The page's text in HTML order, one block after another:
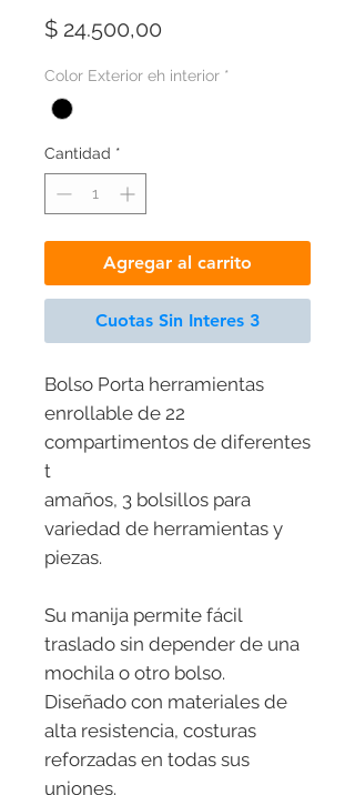
$ 24.500,00
Color Exterior eh interior *
Cantidad *
Agregar al carrito
Cuotas Sin Interes 3
Bolso Porta herramientas
enrollable de 22
compartimentos de diferentes
t
amaños, 3 bolsillos para
variedad de herramientas y
piezas.
Su manija permite fácil
traslado sin depender de una
mochila o otro bolso.
Diseñado con materiales de
alta resistencia, costuras
reforzadas en todas sus
uniones.